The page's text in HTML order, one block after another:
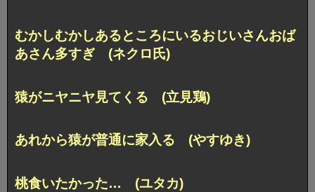
むかしむかしあるところにいるおじいさんおば
あさん多すぎ (ネクロ氏)
猿がニヤニヤ見てくる (立見鶏)
あれから猿が普通に家入る (やすゆき)
桃食いたかった… (ユタカ)